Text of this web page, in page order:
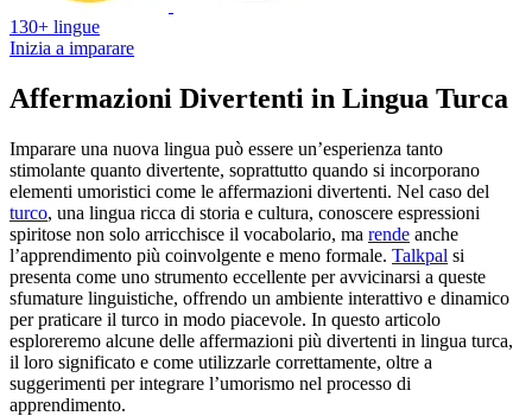
130+ lingue
Inizia a imparare
Affermazioni Divertenti in Lingua Turca
Imparare una nuova lingua può essere un’esperienza tanto
stimolante quanto divertente, soprattutto quando si incorporano
elementi umoristici come le affermazioni divertenti. Nel caso del
turco, una lingua ricca di storia e cultura, conoscere espressioni
spiritose non solo arricchisce il vocabolario, ma rende anche
l’apprendimento più coinvolgente e meno formale. Talkpal si
presenta come uno strumento eccellente per avvicinarsi a queste
sfumature linguistiche, offrendo un ambiente interattivo e dinamico
per praticare il turco in modo piacevole. In questo articolo
esploreremo alcune delle affermazioni più divertenti in lingua turca,
il loro significato e come utilizzarle correttamente, oltre a
suggerimenti per integrare l’umorismo nel processo di
apprendimento.